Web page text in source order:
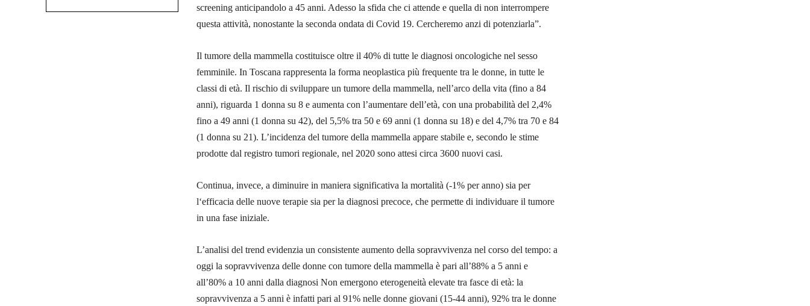
screening anticipandolo a 45 anni. Adesso la sfida che ci attende e quella di non interrompere
questa attività, nonostante la seconda ondata di Covid 19. Cercheremo anzi di potenziarla”.
Il tumore della mammella costituisce oltre il 40% di tutte le diagnosi oncologiche nel sesso
femminile. In Toscana rappresenta la forma neoplastica più frequente tra le donne, in tutte le
classi di età. Il rischio di sviluppare un tumore della mammella, nell’arco della vita (fino a 84
anni), riguarda 1 donna su 8 e aumenta con l’aumentare dell’età, con una probabilità del 2,4%
fino a 49 anni (1 donna su 42), del 5,5% tra 50 e 69 anni (1 donna su 18) e del 4,7% tra 70 e 84
(1 donna su 21). L’incidenza del tumore della mammella appare stabile e, secondo le stime
prodotte dal registro tumori regionale, nel 2020 sono attesi circa 3600 nuovi casi.
Continua, invece, a diminuire in maniera significativa la mortalità (-1% per anno) sia per
l‘efficacia delle nuove terapie sia per la diagnosi precoce, che permette di individuare il tumore
in una fase iniziale.
L’analisi del trend evidenzia un consistente aumento della sopravvivenza nel corso del tempo: a
oggi la sopravvivenza delle donne con tumore della mammella è pari all’88% a 5 anni e
all’80% a 10 anni dalla diagnosi Non emergono eterogeneità elevate tra fasce di età: la
sopravvivenza a 5 anni è infatti pari al 91% nelle donne giovani (15-44 anni), 92% tra le donne